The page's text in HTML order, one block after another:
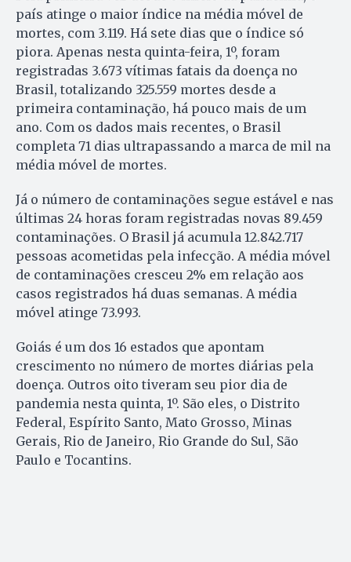
país atinge o maior índice na média móvel de
mortes, com 3.119. Há sete dias que o índice só
piora. Apenas nesta quinta-feira, 1º, foram
registradas 3.673 vítimas fatais da doença no
Brasil, totalizando 325.559 mortes desde a
primeira contaminação, há pouco mais de um
ano. Com os dados mais recentes, o Brasil
completa 71 dias ultrapassando a marca de mil na
média móvel de mortes.
Já o número de contaminações segue estável e nas
últimas 24 horas foram registradas novas 89.459
contaminações. O Brasil já acumula 12.842.717
pessoas acometidas pela infecção. A média móvel
de contaminações cresceu 2% em relação aos
casos registrados há duas semanas. A média
móvel atinge 73.993.
Goiás é um dos 16 estados que apontam
crescimento no número de mortes diárias pela
doença. Outros oito tiveram seu pior dia de
pandemia nesta quinta, 1º. São eles, o Distrito
Federal, Espírito Santo, Mato Grosso, Minas
Gerais, Rio de Janeiro, Rio Grande do Sul, São
Paulo e Tocantins.